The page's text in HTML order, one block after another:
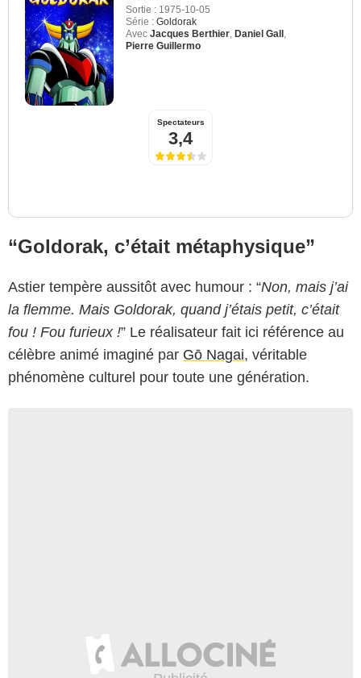
Sortie : 1975-10-05
Série : Goldorak
Avec Jacques Berthier Daniel Gall
Pierre Guillermo
Spectateurs
3,4
“Goldorak, c’était métaphysique”
Astier tempère aussitôt avec humour : “Non, mais j’ai
la flemme. Mais Goldorak, quand j’étais petit, c’était
fou ! Fou furieux !” Le réalisateur fait ici référence au
célèbre animé imaginé par Gō Nagai, véritable
phénomène culturel pour toute une génération.